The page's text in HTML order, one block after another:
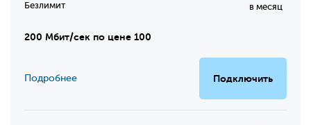
Безлимит
в месяц
200 Мбит/сек по цене 100
Подключить
Подробнее